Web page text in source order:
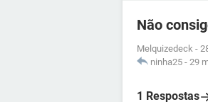
Não
Melquizedeck -
ninha25 - 29
1 Respostas